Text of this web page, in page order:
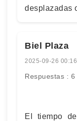
desplazadas
Biel Plaza
2025-09-26
Respuestas : 6
El tiempo